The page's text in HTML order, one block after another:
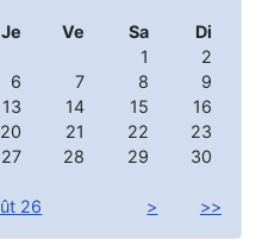
Je Ve Sa
Di
1
2
6 7 8
9
13 14 15
16
20 21 22
23
27 28 29
30
26 > >>